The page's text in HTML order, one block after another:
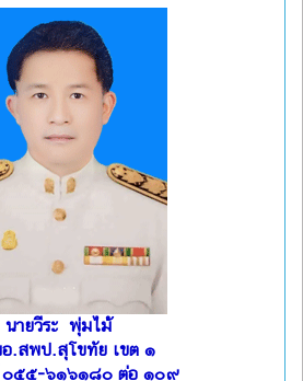
นายวีระ พุ่มไม้
อ.สพป.สุโขทัย เขต ๑
๐๕๕-๖๑๖๑๘๐ ต่อ ๑๐๙